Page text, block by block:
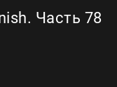
Часть 78